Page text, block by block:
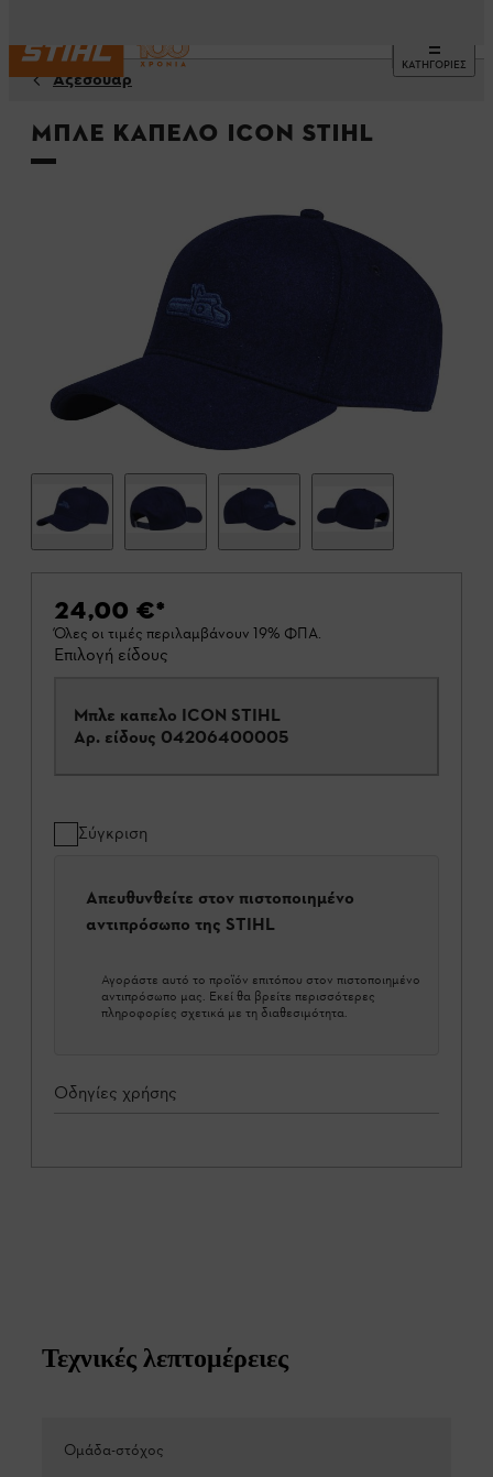
ΚΑΤΗΓΟΡΙΕΣ
Αξεσουάρ
Μπλε καπελο ICON STIHL
24,00 €*
Όλες οι τιμές περιλαμβάνουν 19% ΦΠΑ.
Επιλογή είδους
Μπλε καπελο ICON STIHL
Αρ. είδους 04206400005
Σύγκριση
Απευθυνθείτε στον πιστοποιημένο
αντιπρόσωπο της STIHL
Αγοράστε αυτό το προϊόν επιτόπου στον πιστοποιημένο
αντιπρόσωπο μας. Εκεί θα βρείτε περισσότερες
πληροφορίες σχετικά με τη διαθεσιμότητα.
Οδηγίες χρήσης
Τεχνικές λεπτομέρειες
Ομάδα-στόχος